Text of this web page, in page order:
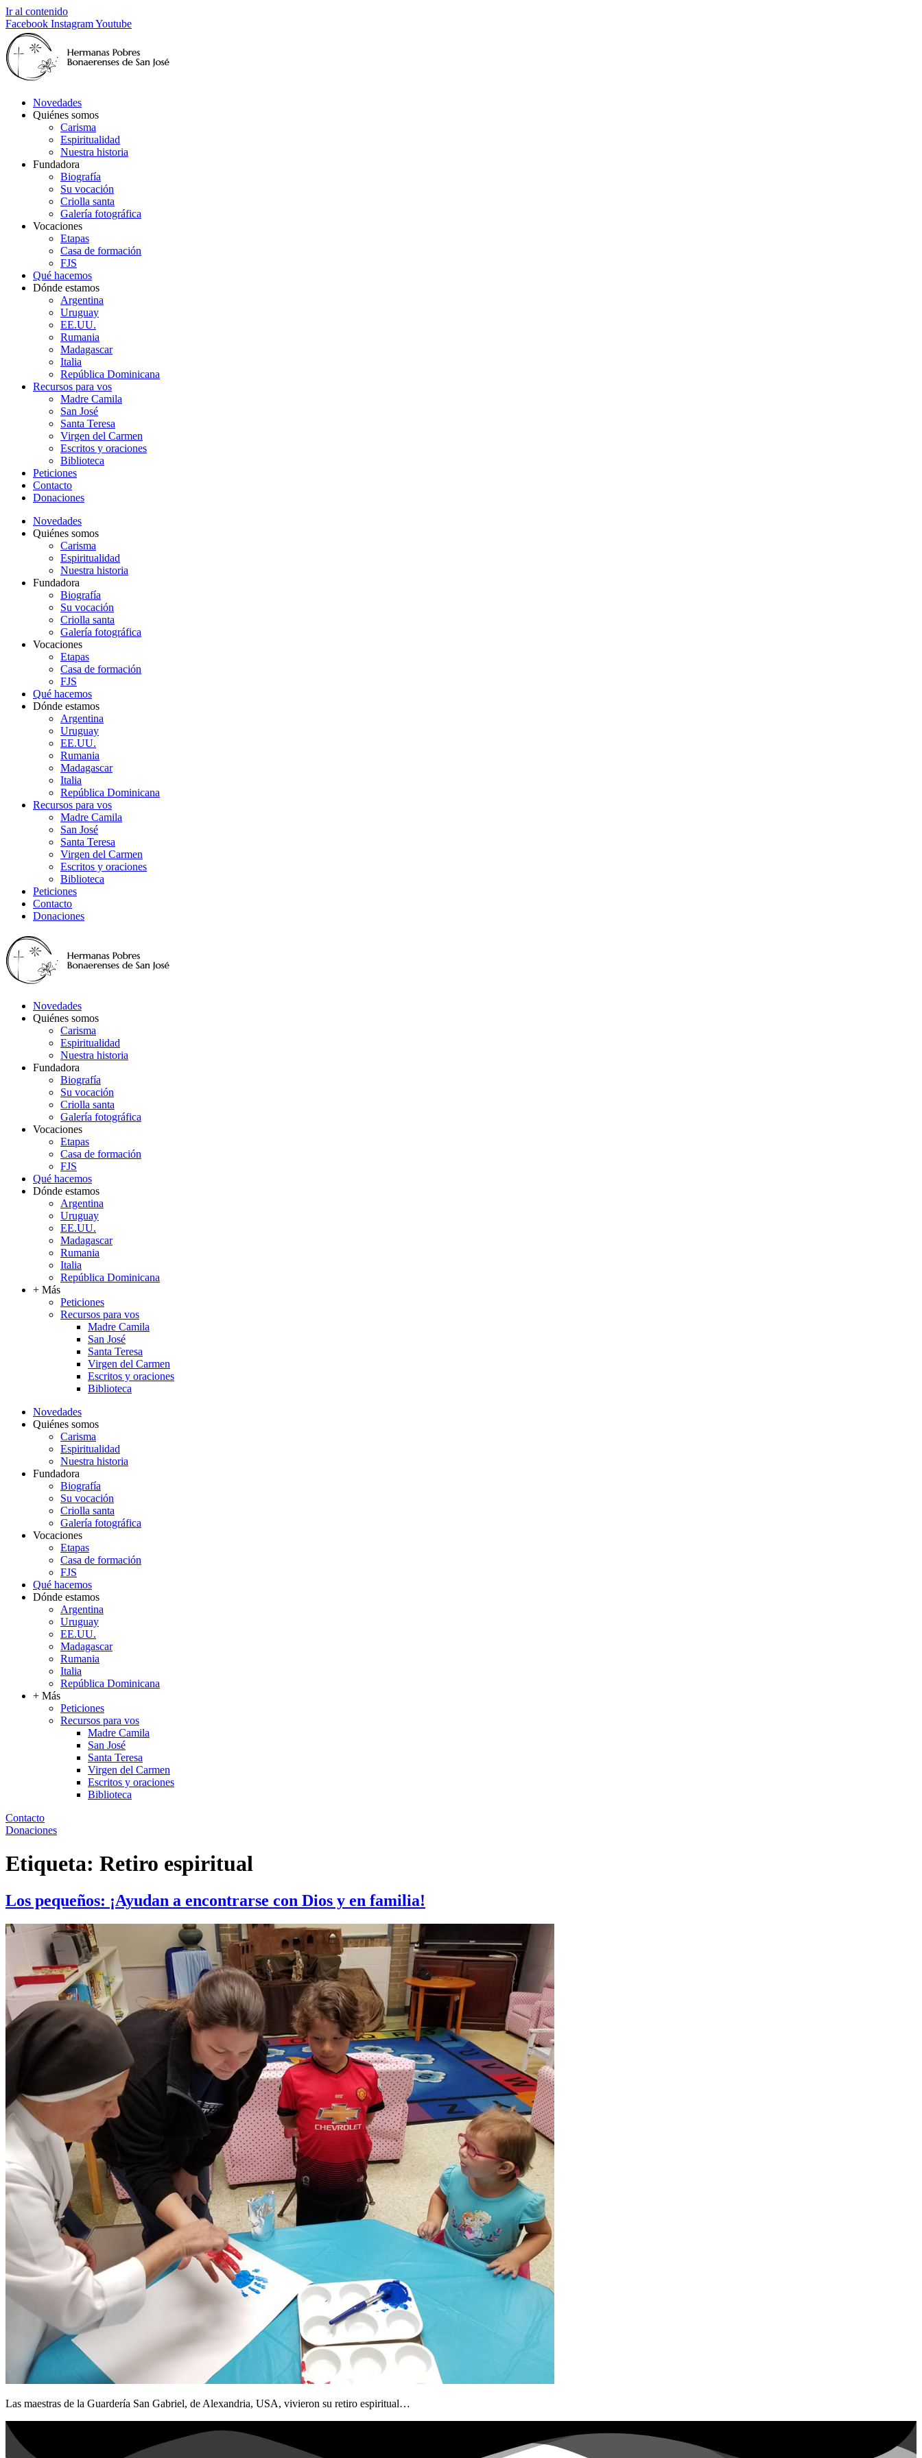
Ir al contenido
Facebook InstagramYoutube
Novedades
Quiénes somos
Carisma
Espiritualidad
Nuestra historia
Fundadora
Biografía
Su vocación
Criolla santa
Galería fotográfica
Vocaciones
Etapas
Casa de formación
FJS
Qué hacemos
Dónde estamos
Argentina
Uruguay
EE.UU.
Rumania
Madagascar
Italia
República Dominicana
Recursos para vos
Madre Camila
San José
Santa Teresa
Virgen del Carmen
Escritos y oraciones
Biblioteca
Peticiones
Contacto
Donaciones
Novedades
Quiénes somos
Carisma
Espiritualidad
Nuestra historia
Fundadora
Biografía
Su vocación
Criolla santa
Galería fotográfica
Vocaciones
Etapas
Casa de formación
FJS
Qué hacemos
Dónde estamos
Argentina
Uruguay
EE.UU.
Rumania
Madagascar
Italia
República Dominicana
Recursos para vos
Madre Camila
San José
Santa Teresa
Virgen del Carmen
Escritos y oraciones
Biblioteca
Peticiones
Contacto
Donaciones
Novedades
Quiénes somos
Carisma
Espiritualidad
Nuestra historia
Fundadora
Biografía
Su vocación
Criolla santa
Galería fotográfica
Vocaciones
Etapas
Casa de formación
FJS
Qué hacemos
Dónde estamos
Argentina
Uruguay
EE.UU.
Madagascar
Rumania
Italia
República Dominicana
+ Más
Peticiones
Recursos para vos
Madre Camila
San José
Santa Teresa
Virgen del Carmen
Escritos y oraciones
Biblioteca
Novedades
Quiénes somos
Carisma
Espiritualidad
Nuestra historia
Fundadora
Biografía
Su vocación
Criolla santa
Galería fotográfica
Vocaciones
Etapas
Casa de formación
FJS
Qué hacemos
Dónde estamos
Argentina
Uruguay
EE.UU.
Madagascar
Rumania
Italia
República Dominicana
+ Más
Peticiones
Recursos para vos
Madre Camila
San José
Santa Teresa
Virgen del Carmen
Escritos y oraciones
Biblioteca
Contacto
Donaciones
Etiqueta: Retiro espiritual
Los pequeños: ¡Ayudan a encontrarse con Dios y en familia!
Las maestras de la Guardería San Gabriel, de Alexandria, USA, vivieron su retiro espiritual…